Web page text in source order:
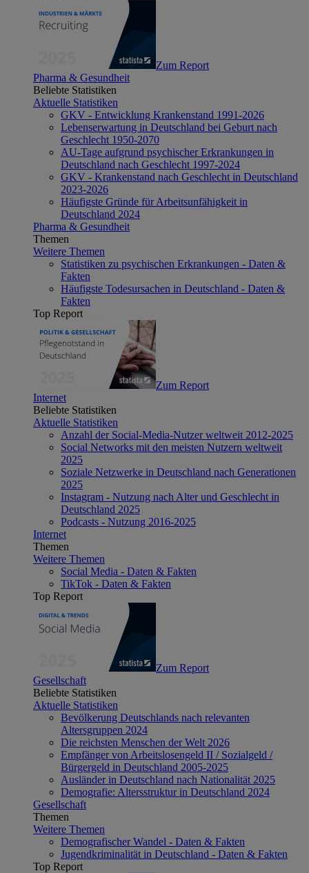
Zum Report
Pharma & Gesundheit
Beliebte Statistiken
Aktuelle Statistiken
GKV - Entwicklung Krankenstand 1991-2026
Lebenserwartung in Deutschland bei Geburt nach
Geschlecht 1950-2070
AU-Tage aufgrund psychischer Erkrankungen in
Deutschland nach Geschlecht 1997-2024
GKV - Krankenstand nach Geschlecht in Deutschland
2023-2026
Häufigste Gründe für Arbeitsunfähigkeit in
Deutschland 2024
Pharma & Gesundheit
Themen
Weitere Themen
Statistiken zu psychischen Erkrankungen - Daten &
Fakten
Häufigste Todesursachen in Deutschland - Daten &
Fakten
Top Report
Zum Report
Internet
Beliebte Statistiken
Aktuelle Statistiken
Anzahl der Social-Media-Nutzer weltweit 2012-2025
Social Networks mit den meisten Nutzern weltweit
2025
Soziale Netzwerke in Deutschland nach Generationen
2025
Instagram - Nutzung nach Alter und Geschlecht in
Deutschland 2025
Podcasts - Nutzung 2016-2025
Internet
Themen
Weitere Themen
Social Media - Daten & Fakten
TikTok - Daten & Fakten
Top Report
Zum Report
Gesellschaft
Beliebte Statistiken
Aktuelle Statistiken
Bevölkerung Deutschlands nach relevanten
Altersgruppen 2024
Die reichsten Menschen der Welt 2026
Empfänger von Arbeitslosengeld II / Sozialgeld /
Bürgergeld in Deutschland 2005-2025
Ausländer in Deutschland nach Nationalität 2025
Demografie: Altersstruktur in Deutschland 2024
Gesellschaft
Themen
Weitere Themen
Demografischer Wandel - Daten & Fakten
Jugendkriminalität in Deutschland - Daten & Fakten
Top Report